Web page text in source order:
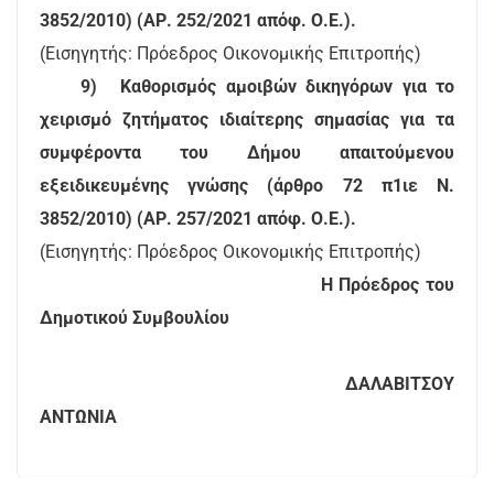
3852/2010) (ΑΡ. 252/2021 απόφ. Ο.Ε.).
(Εισηγητής: Πρόεδρος Οικονομικής Επιτροπής)
9)
Καθορισμός αμοιβών δικηγόρων για το
χειρισμό ζητήματος ιδιαίτερης σημασίας για τα
συμφέροντα του Δήμου απαιτούμενου
εξειδικευμένης γνώσης (άρθρο 72 π1ιε Ν.
3852/2010) (ΑΡ. 257/2021 απόφ. Ο.Ε.).
(Εισηγητής: Πρόεδρος Οικονομικής Επιτροπής)
Η Πρόεδρος του
Δημοτικού Συμβουλίου
ΔΑΛΑΒΙΤΣΟΥ
ΑΝΤΩΝΙΑ